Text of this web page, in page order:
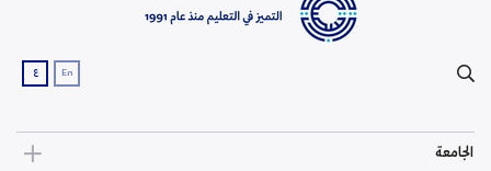
En ع
الجامعة